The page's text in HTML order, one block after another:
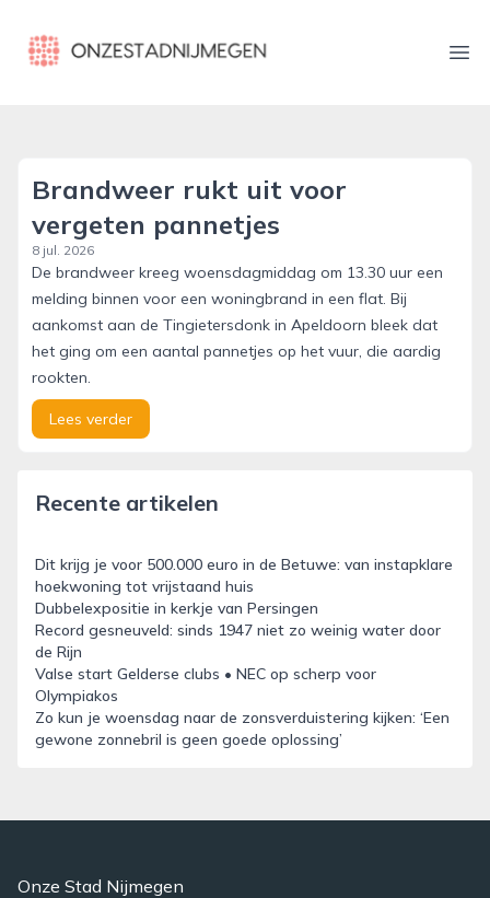
onzestadnijmegen.nl
Brandweer rukt uit voor
vergeten pannetjes
8 jul. 2026
De brandweer kreeg woensdagmiddag om 13.30 uur een
melding binnen voor een woningbrand in een flat. Bij
aankomst aan de Tingietersdonk in Apeldoorn bleek dat
het ging om een aantal pannetjes op het vuur, die aardig
rookten.
Lees verder
Recente artikelen
Dit krijg je voor 500.000 euro in de Betuwe: van instapklare
hoekwoning tot vrijstaand huis
Dubbelexpositie in kerkje van Persingen
Record gesneuveld: sinds 1947 niet zo weinig water door
de Rijn
Valse start Gelderse clubs • NEC op scherp voor
Olympiakos
Zo kun je woensdag naar de zonsverduistering kijken: ‘Een
gewone zonnebril is geen goede oplossing’
Onze Stad Nijmegen